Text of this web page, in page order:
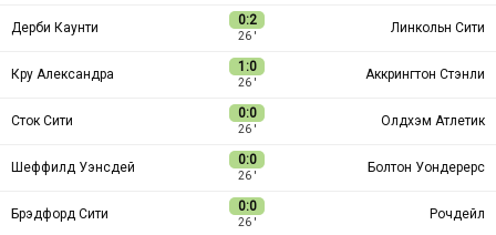
Дерби Каунти 0:2
26 ′
Линкольн Сити
Кру Александра 1:0
26 ′
Аккрингтон Стэнли
Сток Сити 0:0
26 ′
Олдхэм Атлетик
Шеффилд Уэнсдей 0:0
26 ′
Болтон Уондерерс
Брэдфорд Сити 0:0
26 ′
Рочдейл